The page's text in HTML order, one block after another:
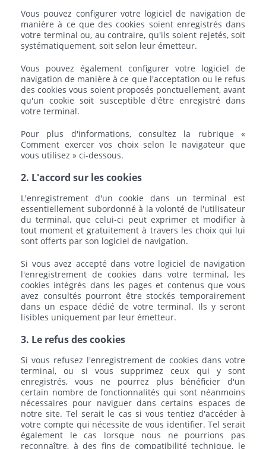
Vous pouvez configurer votre logiciel de navigation de
manière à ce que des cookies soient enregistrés dans
votre terminal ou, au contraire, qu'ils soient rejetés, soit
systématiquement, soit selon leur émetteur.
Vous pouvez également configurer votre logiciel de
navigation de manière à ce que l'acceptation ou le refus
des cookies vous soient proposés ponctuellement, avant
qu'un cookie soit susceptible d'être enregistré dans
votre terminal.
Pour plus d'informations, consultez la rubrique «
Comment exercer vos choix selon le navigateur que
vous utilisez » ci-dessous.
2. L'accord sur les cookies
L'enregistrement d'un cookie dans un terminal est
essentiellement subordonné à la volonté de l'utilisateur
du terminal, que celui-ci peut exprimer et modifier à
tout moment et gratuitement à travers les choix qui lui
sont offerts par son logiciel de navigation.
Si vous avez accepté dans votre logiciel de navigation
l'enregistrement de cookies dans votre terminal, les
cookies intégrés dans les pages et contenus que vous
avez consultés pourront être stockés temporairement
dans un espace dédié de votre terminal. Ils y seront
lisibles uniquement par leur émetteur.
3. Le refus des cookies
Si vous refusez l'enregistrement de cookies dans votre
terminal, ou si vous supprimez ceux qui y sont
enregistrés, vous ne pourrez plus bénéficier d'un
certain nombre de fonctionnalités qui sont néanmoins
nécessaires pour naviguer dans certains espaces de
notre site. Tel serait le cas si vous tentiez d'accéder à
votre compte qui nécessite de vous identifier. Tel serait
également le cas lorsque nous ne pourrions pas
reconnaître, à des fins de compatibilité technique, le